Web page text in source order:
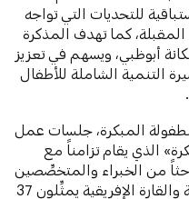
للتحديات التي تواجه
المقبلة، كما تهدف المذكرة
أبوظبي، ويسهم في تعزيز
التنمية الشاملة للأطفال
المبكرة، جلسات عمل
الذي يقام تزامناً مع
ويجمع أكثر من 90 باحثاً من الخبراء والمتخصِّصين
من دولة الإمارات والمنطقة العربية والقارة الإفريقية يمثِّلون 37